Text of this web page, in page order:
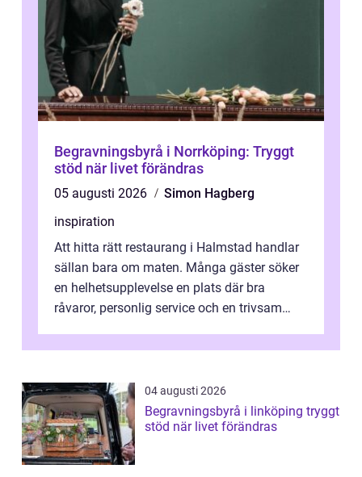
Begravningsbyrå i Norrköping: Tryggt
stöd när livet förändras
05 augusti 2026
Simon Hagberg
inspiration
Att hitta rätt restaurang i Halmstad handlar
sällan bara om maten. Många gäster söker
en helhetsupplevelse en plats där bra
råvaror, personlig service och en trivsam
04 augusti 2026
Begravningsbyrå i linköping tryggt
stöd när livet förändras